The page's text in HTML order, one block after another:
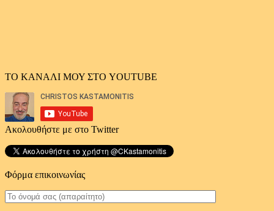
ΤΟ ΚΑΝΑΛΙ ΜΟΥ ΣΤΟ YOUTUBE
Ακολουθήστε με στο Twitter
Φόρμα επικοινωνίας